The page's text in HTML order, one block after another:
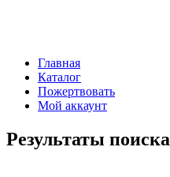
Главная
Каталог
Пожертвовать
Мой аккаунт
Результаты поиска